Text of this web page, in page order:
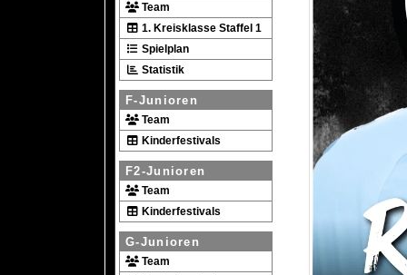
Team
1. Kreisklasse Staffel 1
Spielplan
Statistik
F-Junioren
Team
Kinderfestivals
F2-Junioren
Team
Kinderfestivals
G-Junioren
Team